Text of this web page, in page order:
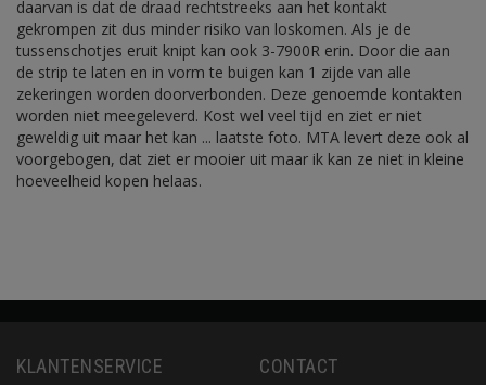
daarvan is dat de draad rechtstreeks aan het kontakt
gekrompen zit dus minder risiko van loskomen. Als je de
tussenschotjes eruit knipt kan ook 3-7900R erin. Door die aan
de strip te laten en in vorm te buigen kan 1 zijde van alle
zekeringen worden doorverbonden. Deze genoemde kontakten
worden niet meegeleverd. Kost wel veel tijd en ziet er niet
geweldig uit maar het kan ... laatste foto. MTA levert deze ook al
voorgebogen, dat ziet er mooier uit maar ik kan ze niet in kleine
hoeveelheid kopen helaas.
KLANTENSERVICE CONTACT